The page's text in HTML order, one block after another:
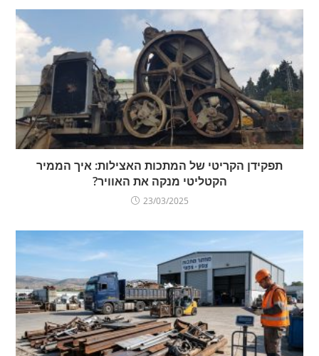
תפקידן הקריטי של המתכות האצילות: איך הממיר
הקטליטי מנקה את האוויר?
23/03/2025